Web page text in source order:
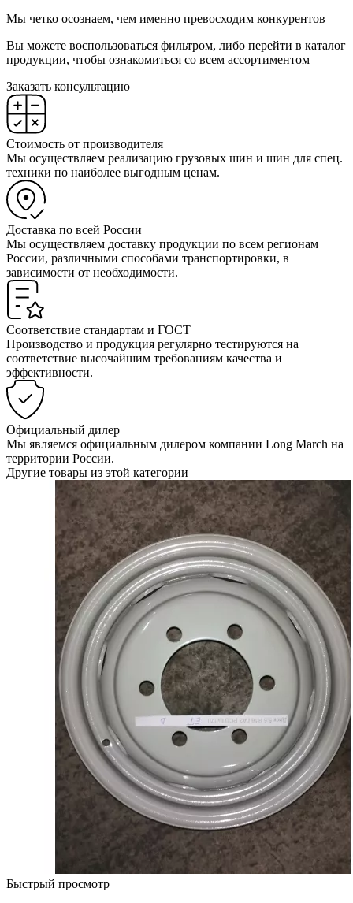
Мы четко осознаем, чем именно превосходим конкурентов
Вы можете воспользоваться фильтром, либо перейти в каталог
продукции, чтобы ознакомиться со всем ассортиментом
Заказать консультацию
Стоимость от производителя
Мы осуществляем реализацию грузовых шин и шин для спец.
техники по наиболее выгодным ценам.
Доставка по всей России
Мы осуществляем доставку продукции по всем регионам
России, различными способами транспортировки, в
зависимости от необходимости.
Соответствие стандартам и ГОСТ
Производство и продукция регулярно тестируются на
соответствие высочайшим требованиям качества и
эффективности.
Официальный дилер
Мы являемся официальным дилером компании Long March на
территории России.
Другие товары из этой категории
Быстрый просмотр